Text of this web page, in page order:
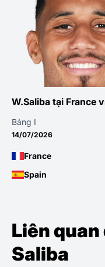
W.Saliba tại France
Bảng I
14/07/2026
France
Spain
Liên
Saliba